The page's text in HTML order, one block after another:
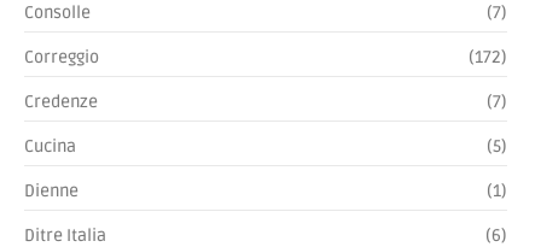
Consolle (7)
Correggio (172)
Credenze (7)
Cucina (5)
Dienne (1)
Ditre Italia (6)